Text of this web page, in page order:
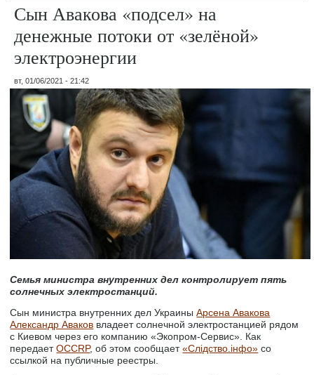
Сын Авакова «подсел» на
денежные потоки от «зелёной»
электроэнергии
вт, 01/06/2021 - 21:42
Семья министра внутренних дел контролирует пять
солнечных электростанций.
Сын министра внутренних дел УкраиныАрсена Авакова
Александр Аваков владеет солнечной электростанцией рядом
с Киевом через его компанию «Экопром-Сервис». Как
передаетOCCRP, об этом сообщает«Слiдство.iнфо» со
ссылкой на публичные реестры.